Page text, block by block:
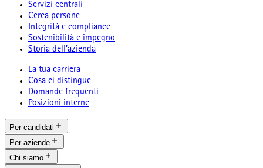
Servizi centrali
Cerca persone
Integrità e compliance
Sostenibilità e impegno
Storia dell’azienda
La tua carriera
Cosa ci distingue
Domande frequenti
Posizioni interne
Per candidati
Per aziende
Chi siamo